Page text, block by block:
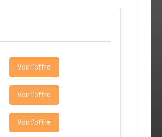
Voir l'offre
Voir l'offre
Voir l'offre